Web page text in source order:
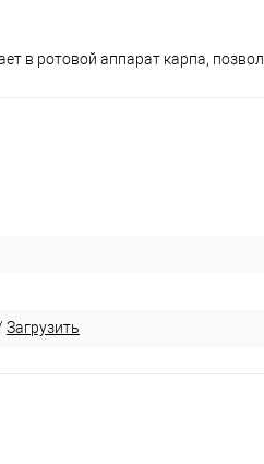
в ротовой аппарат карпа,
Загрузить